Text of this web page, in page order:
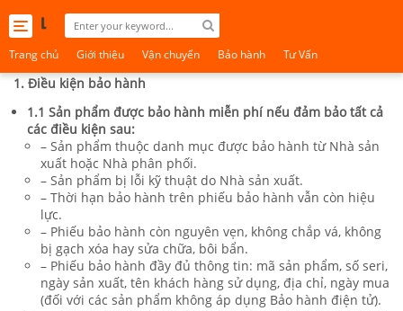
Toggle
navigation
Trang chủ Giới thiệu Vận chuyển Bảo hành Tư Vấn
1. Điều kiện bảo hành
1.1 Sản phẩm được bảo hành miễn phí nếu đảm bảo tất cả
các điều kiện sau:
– Sản phẩm thuộc danh mục được bảo hành từ Nhà sản
xuất hoặc Nhà phân phối.
– Sản phẩm bị lỗi kỹ thuật do Nhà sản xuất.
– Thời hạn bảo hành trên phiếu bảo hành vẫn còn hiệu
lực.
– Phiếu bảo hành còn nguyên vẹn, không chắp vá, không
bị gạch xóa hay sửa chữa, bôi bẩn.
– Phiếu bảo hành đầy đủ thông tin: mã sản phẩm, số seri,
ngày sản xuất, tên khách hàng sử dụng, địa chỉ, ngày mua
(đối với các sản phẩm không áp dụng Bảo hành điện tử).